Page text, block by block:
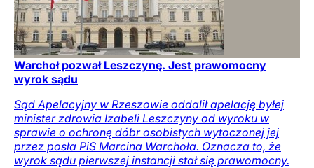
Warchoł pozwał Leszczynę. Jest prawomocny
wyrok sądu
Sąd Apelacyjny w Rzeszowie oddalił apelację byłej
minister zdrowia Izabeli Leszczyny od wyroku w
sprawie o ochronę dóbr osobistych wytoczonej jej
przez posła PiS Marcina Warchoła. Oznacza to, że
wyrok sądu pierwszej instancji stał się prawomocny.